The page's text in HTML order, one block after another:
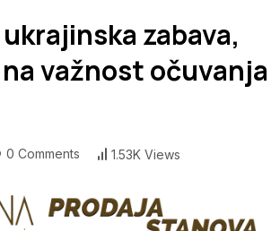
zabava,
važnost očuvanja
0 Comments 1.53K Views